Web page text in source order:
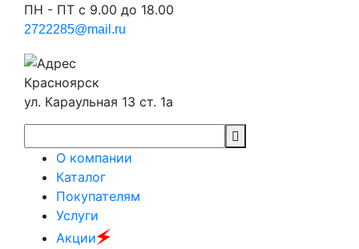
ПН - ПТ с 9.00 до 18.00
2722285@mail.ru
Красноярск
ул. Караульная 13 ст. 1а
О компании
Каталог
Покупателям
Услуги
Акции🗲